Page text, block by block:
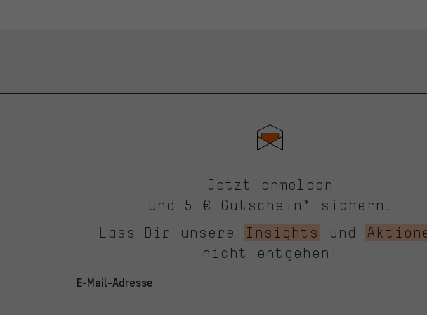
Jetzt anmelden
und 5 € Gutschein* sichern.
Lass Dir unsere
Insights und
nicht entgehen!
E-Mail-Adresse